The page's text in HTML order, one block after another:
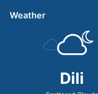
Weather
Dili